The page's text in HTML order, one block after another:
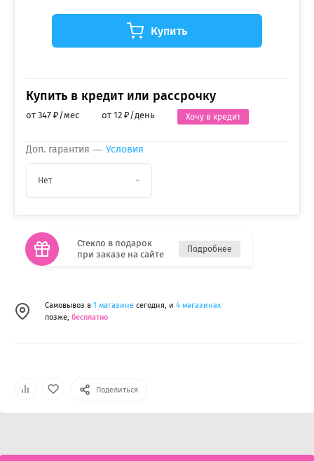
Поделиться
Купить
Доп. гарантия — Условия
Нет
Купить в кредит или рассрочку
от 347 ₽/мес от 12 ₽/день Хочу в кредит
Стекло в подарок
при заказе на сайте
Подробнее
Самовывоз в 1 магазине сегодня, и 4 магазинах
позже, бесплатно